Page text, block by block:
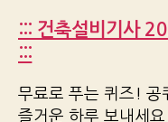
::: 건축설비기사
:::
무료로 푸는 퀴즈! 공
즐거운 하루 보내세요